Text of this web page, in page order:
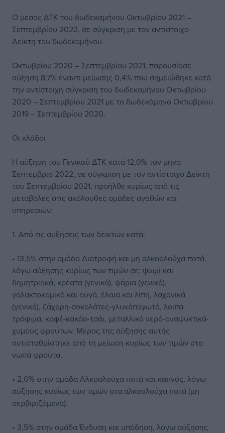
Ο μέσος ΔΤΚ του δωδεκαμήνου Οκτωβρίου 2021 –
Σεπτεμβρίου 2022, σε σύγκριση με τον αντίστοιχο
Δείκτη του δωδεκαμήνου.
Οκτωβρίου 2020 – Σεπτεμβρίου 2021, παρουσίασε
αύξηση 8,7% έναντι μείωσης 0,4% που σημειώθηκε κατά
την αντίστοιχη σύγκριση του δωδεκαμήνου Οκτωβρίου
2020 – Σεπτεμβρίου 2021 με το δωδεκάμηνο Οκτωβρίου
2019 – Σεπτεμβρίου 2020.
Οι κλάδοι
Η αύξηση του Γενικού ΔΤΚ κατά 12,0% τον μήνα
Σεπτέμβριο 2022, σε σύγκριση με τον αντίστοιχο Δείκτη
του Σεπτεμβρίου 2021, προήλθε κυρίως από τις
μεταβολές στις ακόλουθες ομάδες αγαθών και
υπηρεσιών:
1. Από τις αυξήσεις των δεικτών κατά:
• 13,5% στην ομάδα Διατροφή και μη αλκοολούχα ποτά,
λόγω αύξησης κυρίως των τιμών σε: ψωμί και
δημητριακά, κρέατα (γενικά), ψάρια (γενικά),
γαλακτοκομικά και αυγά, έλαια και λίπη, λαχανικά
(γενικά), ζάχαρη-σοκολάτες-γλυκάπαγωτά, λοιπά
τρόφιμα, καφέ-κακάο-τσάι, μεταλλικό νερό-αναψυκτικά-
χυμούς φρούτων. Μέρος της αύξησης αυτής
αντισταθμίστηκε από τη μείωση κυρίως των τιμών στα
νωπά φρούτα.
• 2,0% στην ομάδα Αλκοολούχα ποτά και καπνός, λόγω
αύξησης κυρίως των τιμών στα αλκοολούχα ποτά (μη
σερβιριζόμενα).
• 3,5% στην ομάδα Ένδυση και υπόδηση, λόγω αύξησης